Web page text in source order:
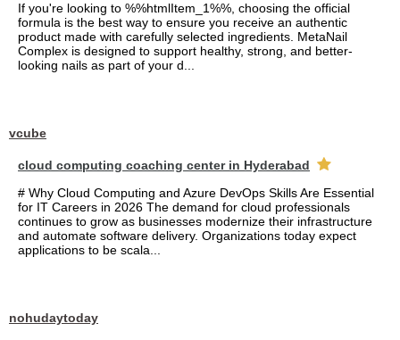
If you're looking to %%htmlItem_1%%, choosing the official
formula is the best way to ensure you receive an authentic
product made with carefully selected ingredients. MetaNail
Complex is designed to support healthy, strong, and better-
looking nails as part of your d...
vcube
cloud computing coaching center in Hyderabad
# Why Cloud Computing and Azure DevOps Skills Are Essential
for IT Careers in 2026 The demand for cloud professionals
continues to grow as businesses modernize their infrastructure
and automate software delivery. Organizations today expect
applications to be scala...
nohudaytoday